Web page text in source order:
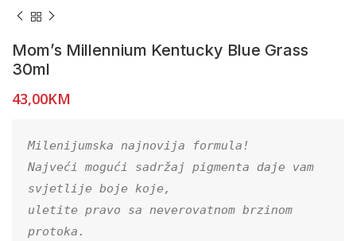
Mom’s Millennium Kentucky Blue Grass
30ml
43,00KM
Milenijumska najnovija formula!
Najveći mogući sadržaj pigmenta daje vam
svjetlije boje koje,
uletite pravo sa neverovatnom brzinom
protoka.